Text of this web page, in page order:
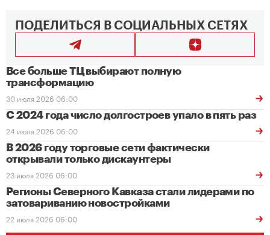
ПОДЕЛИТЬСЯ В СОЦИАЛЬНЫХ СЕТЯХ
Все больше ТЦ выбирают полную
трансформацию
30 июля 2026 06:00
С 2024 года число долгостроев упало в пять раз
24 июля 2026 06:00
В 2026 году торговые сети фактически
открывали только дискаунтеры
23 июля 2026 06:00
Регионы Северного Кавказа стали лидерами по
затовариванию новостройками
22 июля 2026 06:00